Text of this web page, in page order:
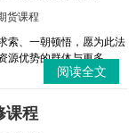
货课程
索、一朝顿悟，愿为此法
源优势的群体与更多...
阅读全文
课程